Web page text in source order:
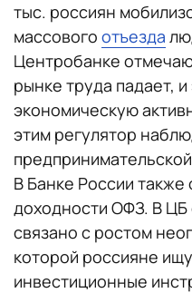
тыс. россиян
массового отъезда
Центробанке
рынке труда падает,
экономическую
этим регулятор
В Банке России также
доходности ОФЗ. В ЦБ
связано с ростом
которой россияне
инвестиционные